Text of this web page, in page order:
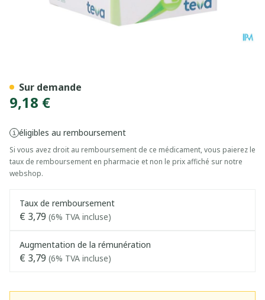
9,18 €
éligibles au remboursement
Si vous avez droit au remboursement de ce médicament, vous paierez le
taux de remboursement en pharmacie et non le prix affiché sur notre
webshop.
Taux de remboursement
€ 3,79 (6% TVA incluse)
Augmentation de la rémunération
€ 3,79 (6% TVA incluse)
Sur demande